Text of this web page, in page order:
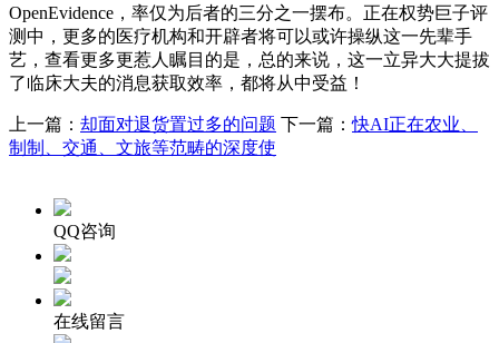
OpenEvidence，率仅为后者的三分之一摆布。正在权势巨子评
测中，更多的医疗机构和开辟者将可以或许操纵这一先辈手
艺，查看更多更惹人瞩目的是，总的来说，这一立异大大提拔
了临床大夫的消息获取效率，都将从中受益！
上一篇： 却面对退货置过多的问题 下一篇：快AI正在农业、
制制、交通、文旅等范畴的深度使
QQ咨询
在线留言